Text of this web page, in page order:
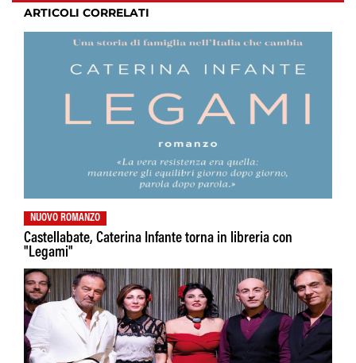
ARTICOLI CORRELATI
NUOVO ROMANZO
Castellabate, Caterina Infante torna in libreria con
"Legami"